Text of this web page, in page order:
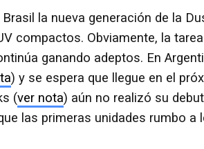
la nueva generación de la
compactos. Obviamente, la
ganando adeptos. En
) y se espera que llegue en el
(ver nota) aún no realizó su
las primeras unidades rumbo